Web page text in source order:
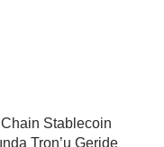
Stablecoin
Tron’u Geride